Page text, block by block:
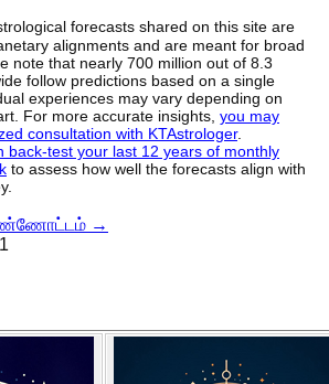
forecasts shared on this site are
alignments and are meant for broad
note that nearly 700 million out of 8.3
follow predictions based on a single
experiences may vary depending on
For more accurate insights, you may
consultation with KTAstrologer.
back-test your last 12 years of monthly
to assess how well the forecasts align with
→